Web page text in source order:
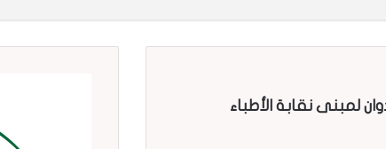
لمبنى نقابة الأطباء